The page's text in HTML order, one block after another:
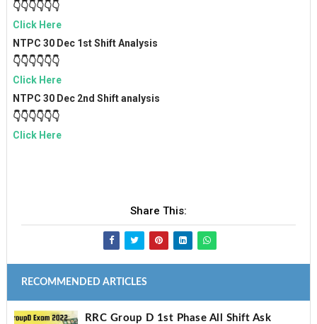
👇👇👇👇👇👇
Click Here
NTPC 30 Dec 1st Shift Analysis
👇👇👇👇👇👇
Click Here
NTPC 30 Dec 2nd Shift analysis
👇👇👇👇👇👇
Click Here
Share This:
RECOMMENDED ARTICLES
RRC Group D 1st Phase All Shift Ask